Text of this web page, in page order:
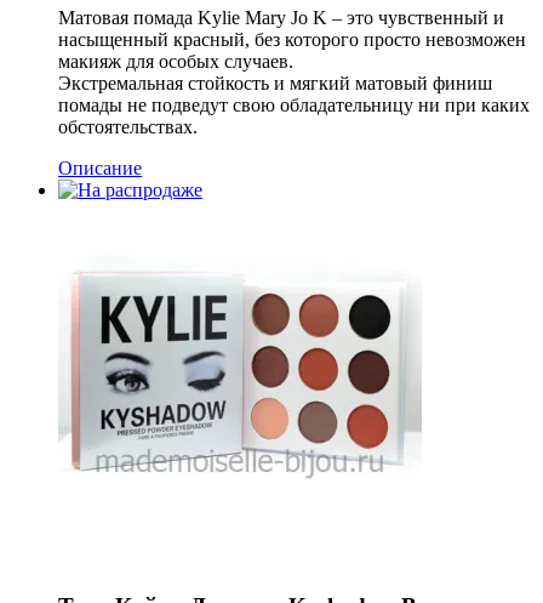
Mатовая помада Kylie Mary Jo K – это чувственный и
насыщенный красный, без которого просто невозможен
макияж для особых случаев.
Экстремальная стойкость и мягкий матовый финиш
помады не подведут свою обладательницу ни при каких
обстоятельствах.
Описание